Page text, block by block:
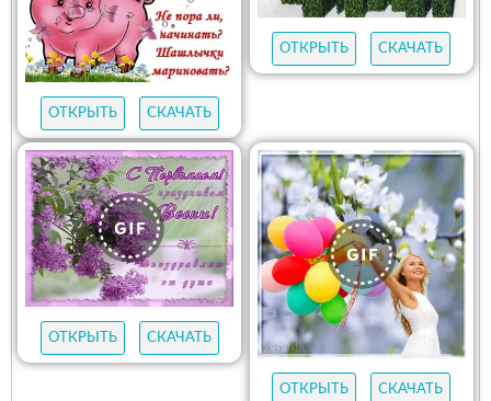
ОТКРЫТЬ СКАЧАТЬ
ОТКРЫТЬ СКАЧАТЬ
ОТКРЫТЬ СКАЧАТЬ
ОТКРЫТЬ СКАЧАТЬ